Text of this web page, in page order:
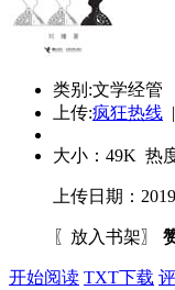
类别:文学经管
上传:疯狂热线
大小： 49K 热
上传日期：
〖 放入书架〗
开始阅读 TXT下载